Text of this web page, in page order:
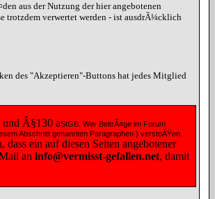
aus der Nutzung der hier angebotenen
trotzdem verwertet werden - ist ausdrÃ¼cklich
des "Akzeptieren"-Buttons hat jedes Mitglied
und Â§130 aStGB. Wer BeitrÃ¤ge im Forum
Abschnitt genannten Paragraphen ) verstoÃŸen.
ein auf diesen Seiten angebotener
an info@vermisst-gefallen.net, damit